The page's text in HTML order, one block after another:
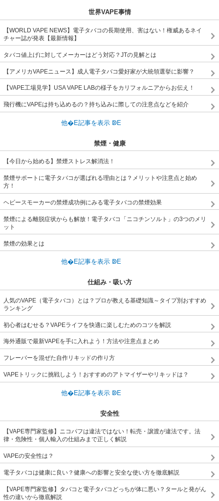
世界VAPE事情
【WORLD VAPE NEWS】電子タバコの長期使用、害はない！権威あるネイ
チャー誌が発表【最新情報】
タバコ値上げに対してメーカーはどう対応？JTの見解とは
【アメリカVAPEニュース】成人電子タバコ愛好家が大統領選挙に影響？
【VAPE工場見学】USA VAPE LABの様子をカリフォルニアからお伝え！
飛行機にVAPEは持ち込めるの？持ち込みに際しての注意点などを紹介
禁煙・健康
【今日から始める】禁煙ストレス解消法！
禁煙サポートに電子タバコが選ばれる理由とは？メリットや注意点と始め
方！
ヘビースモーカーの禁煙成功例にみる電子タバコの禁煙効果
禁煙による離脱症状からも解放！電子タバコ「ニコチンソルト」の3つのメリ
ット
禁煙の効果とは
仕組み・吸い方
人気のVAPE（電子タバコ）とは？プロが教える基礎知識～タイプ別おすすめ
ランキング
初心者はむせる？VAPEライフを快適に楽しむためのコツを解説
海外通販で最新VAPEを手に入れよう！方法や注意点まとめ
フレーバーを混ぜた自作リキッドの作り方
VAPEトリックに挑戦しよう！おすすめのアトマイザーやリキッドは？
安全性
【VAPE専門家監修】ニコパフは違法ではない！転売・譲渡が違法です。法
律・危険性・個人輸入の仕組みまで正しく解説
VAPEの安全性は？
電子タバコは健康に良い？健康への影響と安全な使い方を徹底解説
【VAPE専門家監修】タバコと電子タバコどっちが体に悪い？タールと発がん
性の違いから徹底解説